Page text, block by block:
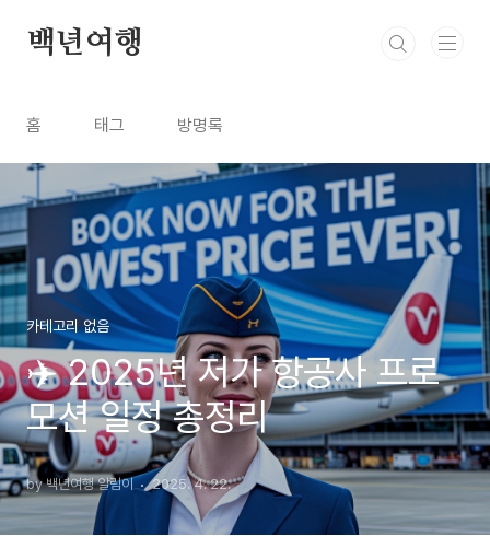
백년여행
홈 태그 방명록
카테고리 없음
✈️ 2025년 저가 항공사 프로
모션 일정 총정리
by 백년여행 알림이 2025. 4. 22.